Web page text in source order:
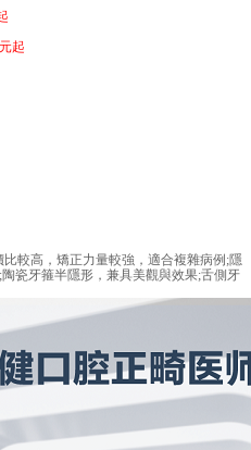
起
較高，矯正力量較強，適合複雜病例;隱
瓷牙箍半隱形，兼具美觀與效果;舌側牙